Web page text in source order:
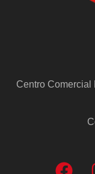
Centro Comercial